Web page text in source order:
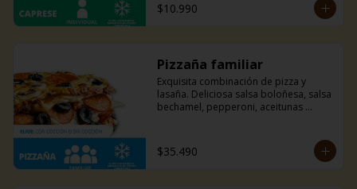
$10.990
Pizzaña familiar
Exquisita combinación de pizza y
lasaña. Deliciosa salsa boloñesa, salsa
bechamel, pepperoni, aceitunas
$35.490